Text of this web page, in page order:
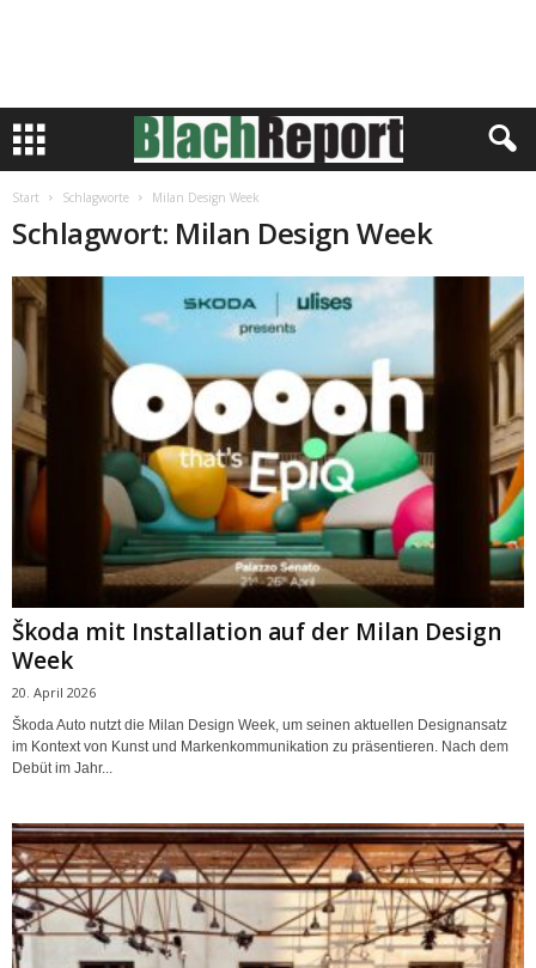
Start Schlagworte Milan Design Week
Schlagwort: Milan Design Week
Škoda mit Installation auf der Milan Design
Week
20. April 2026
Škoda Auto nutzt die Milan Design Week, um seinen aktuellen Designansatz
im Kontext von Kunst und Markenkommunikation zu präsentieren. Nach dem
Debüt im Jahr...